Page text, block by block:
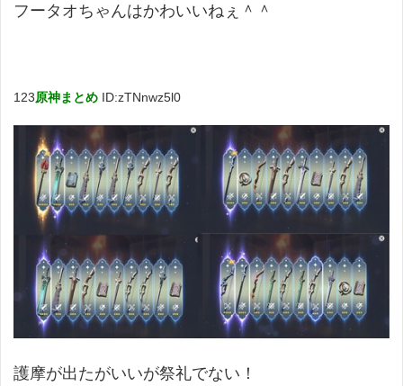
フータオちゃんはかわいいねぇ＾＾
123原神まとめ ID:zTNnwz5l0
護摩が出たがいいが祭礼でない！